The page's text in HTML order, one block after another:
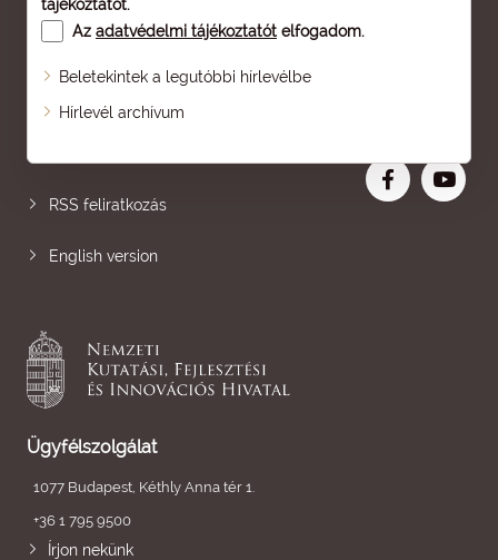
tájékoztatót.
Az adatvédelmi tájékoztatót elfogadom.
Beletekintek a legutóbbi hírlevélbe
Hírlevél archívum
Oldaltérkép
RSS feliratkozás
English version
Ügyfélszolgálat
1077 Budapest, Kéthly Anna tér 1.
+36 1 795 9500
Írjon nekünk